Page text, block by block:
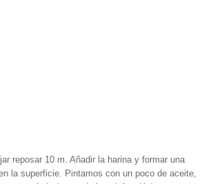
reposar 10 m. Añadir la harina y formar una
la superficie. Pintamos con un poco de aceite,